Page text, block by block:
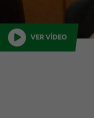
VER VÍDEO